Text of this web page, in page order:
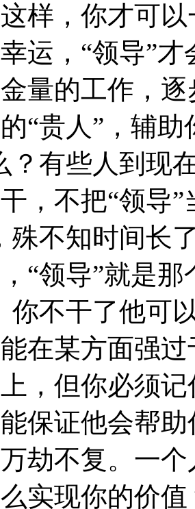
样，你才可
运，“领导”
量的工作，
“贵人”，辅
？有些人到现
，不把“领导
殊不知时间长
“领导”就是
你不干了他可
在某方面强
，但你必须
保证他会帮
劫不复。一
实现你的价